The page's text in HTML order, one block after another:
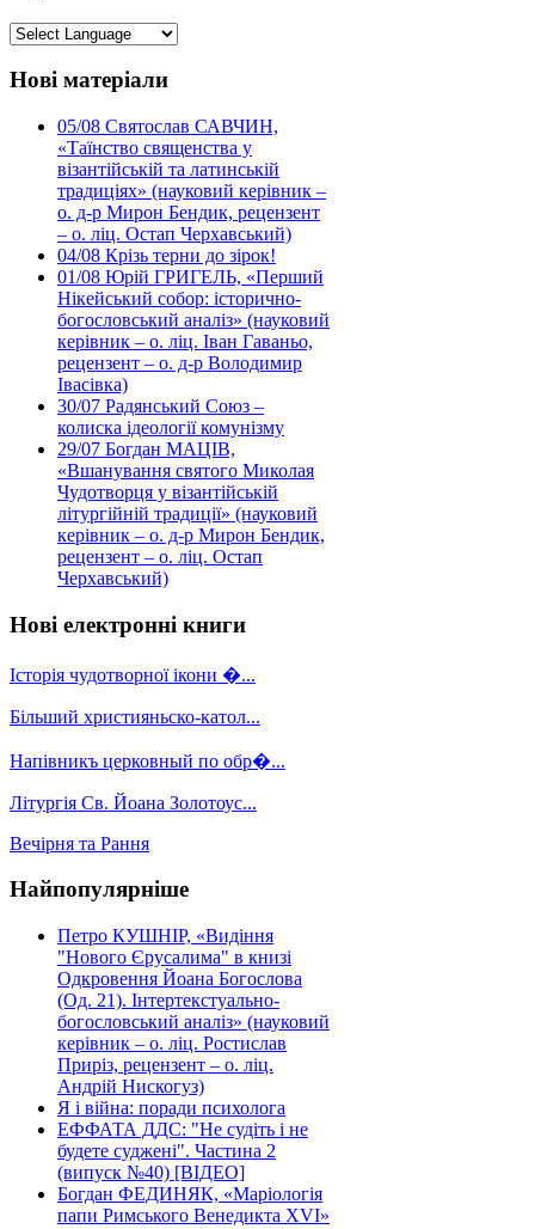
Нові матеріали
05/08 Святослав САВЧИН,
«Таїнство священства у
візантійській та латинській
традиціях» (науковий керівник –
о. д-р Мирон Бендик, рецензент
– о. ліц. Остап Черхавський)
04/08 Крізь терни до зірок!
01/08 Юрій ГРИГЕЛЬ, «Перший
Нікейський собор: історично-
богословський аналіз» (науковий
керівник – о. ліц. Іван Гаваньо,
рецензент – о. д-р Володимир
Івасівка)
30/07 Радянський Союз –
колиска ідеології комунізму
29/07 Богдан МАЦІВ,
«Вшанування святого Миколая
Чудотворця у візантійській
літургійній традиції» (науковий
керівник – о. д-р Мирон Бендик,
рецензент – о. ліц. Остап
Черхавський)
Нові електронні книги
Історія чудотворної ікони �...
Більший християньско-катол...
Напівникъ церковный по обр�...
Літургія Св. Йоана Золотоус...
Вечірня та Рання
Найпопулярніше
Петро КУШНІР, «Видіння
"Нового Єрусалима" в книзі
Одкровення Йоана Богослова
(Од. 21). Інтертекстуально-
богословський аналіз» (науковий
керівник – о. ліц. Ростислав
Приріз, рецензент – о. ліц.
Андрій Нискогуз)
Я і війна: поради психолога
ЕФФАТА ДДС: "Не судіть і не
будете суджені". Частина 2
(випуск №40) [ВІДЕО]
Богдан ФЕДИНЯК, «Маріологія
папи Римського Венедикта XVI»